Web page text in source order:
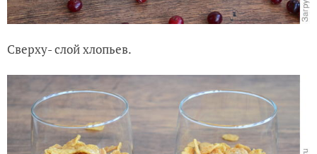
Сверху- слой хлопьев.